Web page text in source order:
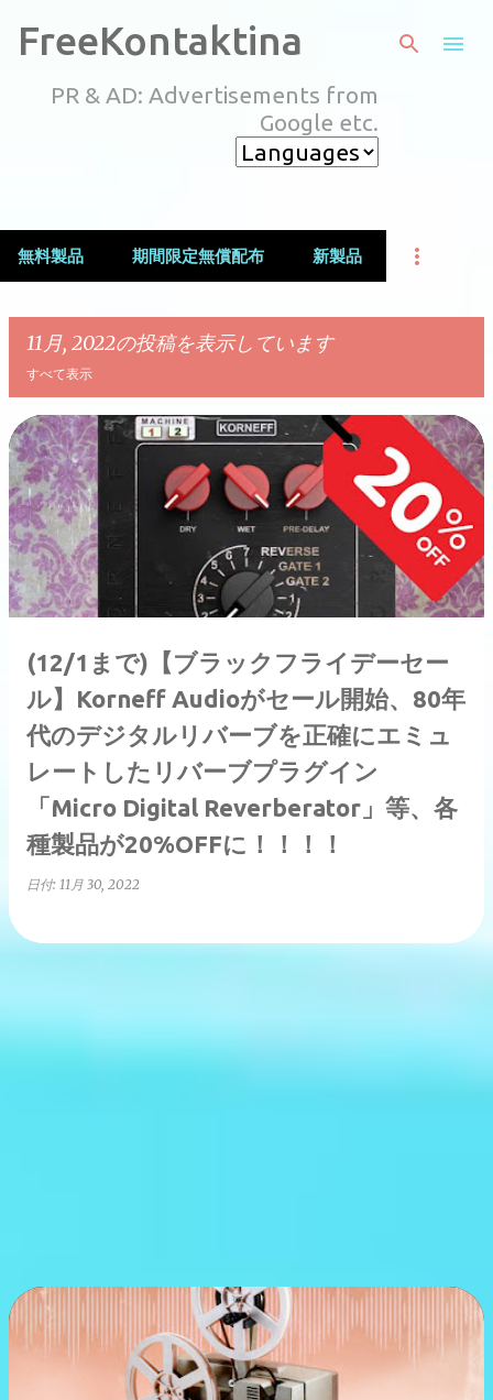
スキップしてメイン コンテンツに移動
FreeKontaktina
PR & AD: Advertisements from
Google etc.
無料製品 期間限定無償配布 新製品
11月, 2022の投稿を表示しています
すべて表示
投
稿
(12/1まで)【ブラックフライデーセー
ル】Korneff Audioがセール開始、80年
代のデジタルリバーブを正確にエミュ
レートしたリバーブプラグイン
「Micro Digital Reverberator」等、各
種製品が20%OFFに！！！！
日付: 11月 30, 2022